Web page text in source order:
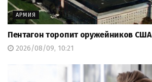
АРМИЯ
Пентагон торопит оружейников США
2026/08/09, 10:21